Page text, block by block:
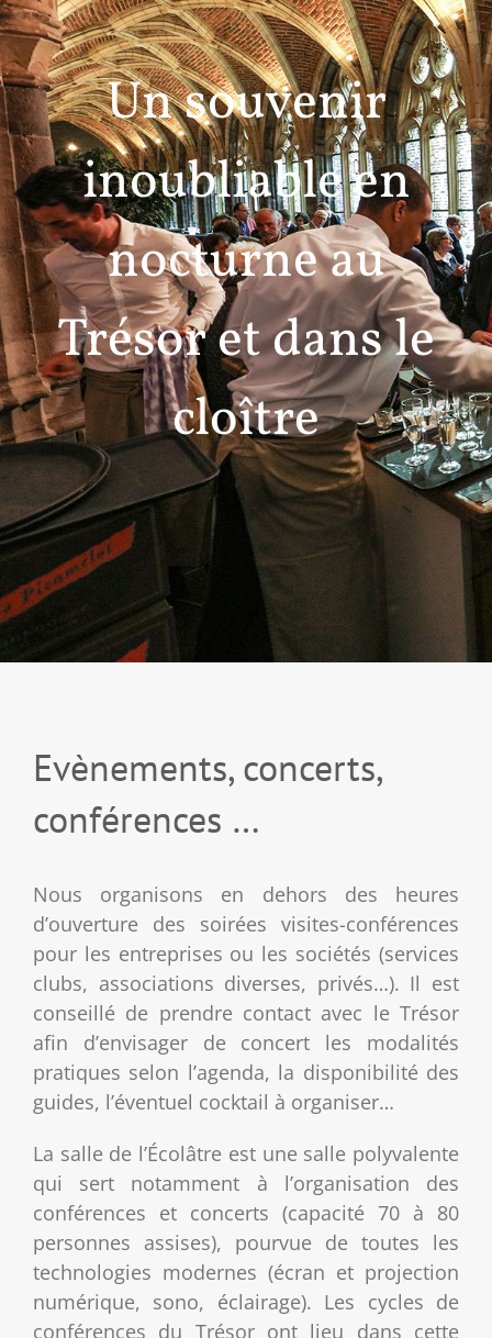
Un souvenir
inoubliable en
nocturne au
Trésor et dans le
cloître
Evènements, concerts,
conférences …
Nous organisons en dehors des heures
d’ouverture des soirées visites-conférences
pour les entreprises ou les sociétés (services
clubs, associations diverses, privés…). Il est
conseillé de prendre contact avec le Trésor
afin d’envisager de concert les modalités
pratiques selon l’agenda, la disponibilité des
guides, l’éventuel cocktail à organiser…
La salle de l’Écolâtre est une salle polyvalente
qui sert notamment à l’organisation des
conférences et concerts (capacité 70 à 80
personnes assises), pourvue de toutes les
technologies modernes (écran et projection
numérique, sono, éclairage). Les cycles de
conférences du Trésor ont lieu dans cette